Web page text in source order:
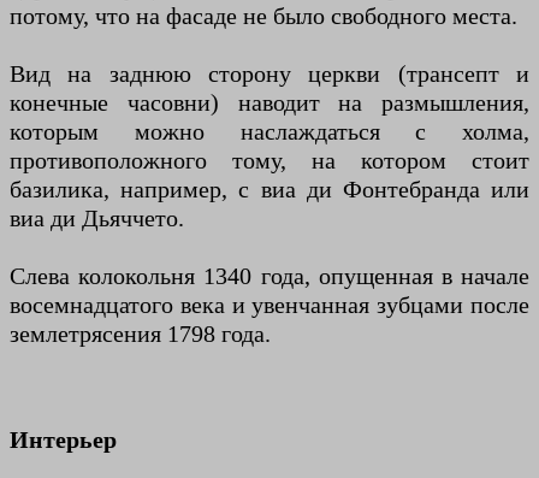
потому, что на фасаде не было свободного места.
Вид на заднюю сторону церкви (трансепт и
конечные часовни) наводит на размышления,
которым можно наслаждаться с холма,
противоположного тому, на котором стоит
базилика, например, с виа ди Фонтебранда или
виа ди Дьяччето.
Слева колокольня 1340 года, опущенная в начале
восемнадцатого века и увенчанная зубцами после
землетрясения 1798 года.
Интерьер